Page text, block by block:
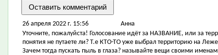
26 апреля 2022 г. 15:56
Анна
Уточните, пожалуйста! Голосование идёт за НАЗВАНИЕ, или за
понятия не путаете ли? Т.е КТО-ТО уже выбрал территорию на
Зачем тогда пускать пыль в глаза? называйте вещи своими